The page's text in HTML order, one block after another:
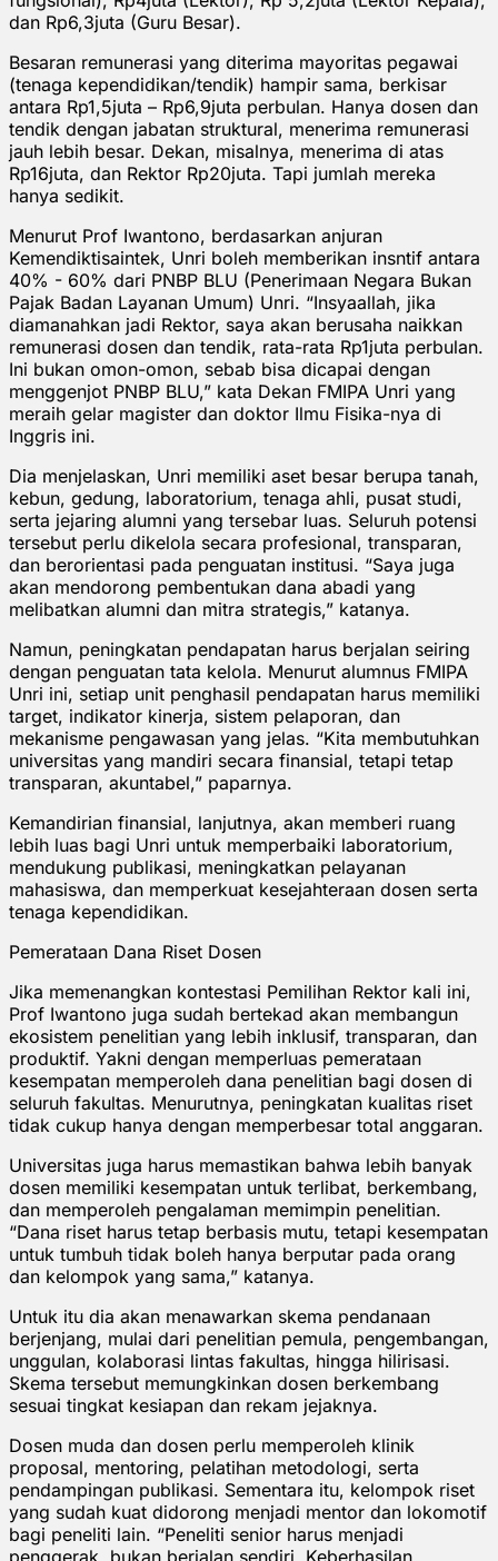
dan Rp6,3juta (Guru Besar).
Besaran remunerasi yang diterima mayoritas pegawai
(tenaga kependidikan/tendik) hampir sama, berkisar
antara Rp1,5juta – Rp6,9juta perbulan. Hanya dosen dan
tendik dengan jabatan struktural, menerima remunerasi
jauh lebih besar. Dekan, misalnya, menerima di atas
Rp16juta, dan Rektor Rp20juta. Tapi jumlah mereka
hanya sedikit.
Menurut Prof Iwantono, berdasarkan anjuran
Kemendiktisaintek, Unri boleh memberikan insntif antara
40% - 60% dari PNBP BLU (Penerimaan Negara Bukan
Pajak Badan Layanan Umum) Unri. “Insyaallah, jika
diamanahkan jadi Rektor, saya akan berusaha naikkan
remunerasi dosen dan tendik, rata-rata Rp1juta perbulan.
Ini bukan omon-omon, sebab bisa dicapai dengan
menggenjot PNBP BLU,” kata Dekan FMIPA Unri yang
meraih gelar magister dan doktor Ilmu Fisika-nya di
Inggris ini.
Dia menjelaskan, Unri memiliki aset besar berupa tanah,
kebun, gedung, laboratorium, tenaga ahli, pusat studi,
serta jejaring alumni yang tersebar luas. Seluruh potensi
tersebut perlu dikelola secara profesional, transparan,
dan berorientasi pada penguatan institusi. “Saya juga
akan mendorong pembentukan dana abadi yang
melibatkan alumni dan mitra strategis,” katanya.
Namun, peningkatan pendapatan harus berjalan seiring
dengan penguatan tata kelola. Menurut alumnus FMIPA
Unri ini, setiap unit penghasil pendapatan harus memiliki
target, indikator kinerja, sistem pelaporan, dan
mekanisme pengawasan yang jelas. “Kita membutuhkan
universitas yang mandiri secara finansial, tetapi tetap
transparan, akuntabel,” paparnya.
Kemandirian finansial, lanjutnya, akan memberi ruang
lebih luas bagi Unri untuk memperbaiki laboratorium,
mendukung publikasi, meningkatkan pelayanan
mahasiswa, dan memperkuat kesejahteraan dosen serta
tenaga kependidikan.
Pemerataan Dana Riset Dosen
Jika memenangkan kontestasi Pemilihan Rektor kali ini,
Prof Iwantono juga sudah bertekad akan membangun
ekosistem penelitian yang lebih inklusif, transparan, dan
produktif. Yakni dengan memperluas pemerataan
kesempatan memperoleh dana penelitian bagi dosen di
seluruh fakultas. Menurutnya, peningkatan kualitas riset
tidak cukup hanya dengan memperbesar total anggaran.
Universitas juga harus memastikan bahwa lebih banyak
dosen memiliki kesempatan untuk terlibat, berkembang,
dan memperoleh pengalaman memimpin penelitian.
“Dana riset harus tetap berbasis mutu, tetapi kesempatan
untuk tumbuh tidak boleh hanya berputar pada orang
dan kelompok yang sama,” katanya.
Untuk itu dia akan menawarkan skema pendanaan
berjenjang, mulai dari penelitian pemula, pengembangan,
unggulan, kolaborasi lintas fakultas, hingga hilirisasi.
Skema tersebut memungkinkan dosen berkembang
sesuai tingkat kesiapan dan rekam jejaknya.
Dosen muda dan dosen perlu memperoleh klinik
proposal, mentoring, pelatihan metodologi, serta
pendampingan publikasi. Sementara itu, kelompok riset
yang sudah kuat didorong menjadi mentor dan lokomotif
bagi peneliti lain. “Peneliti senior harus menjadi
penggerak, bukan berjalan sendiri. Keberhasilan